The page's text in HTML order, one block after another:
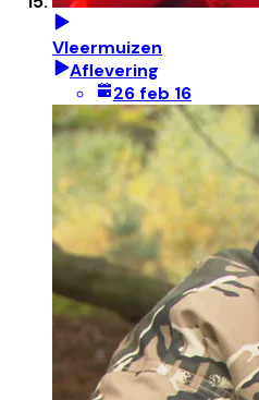
Vleermuizen
Aflevering
26 feb 16